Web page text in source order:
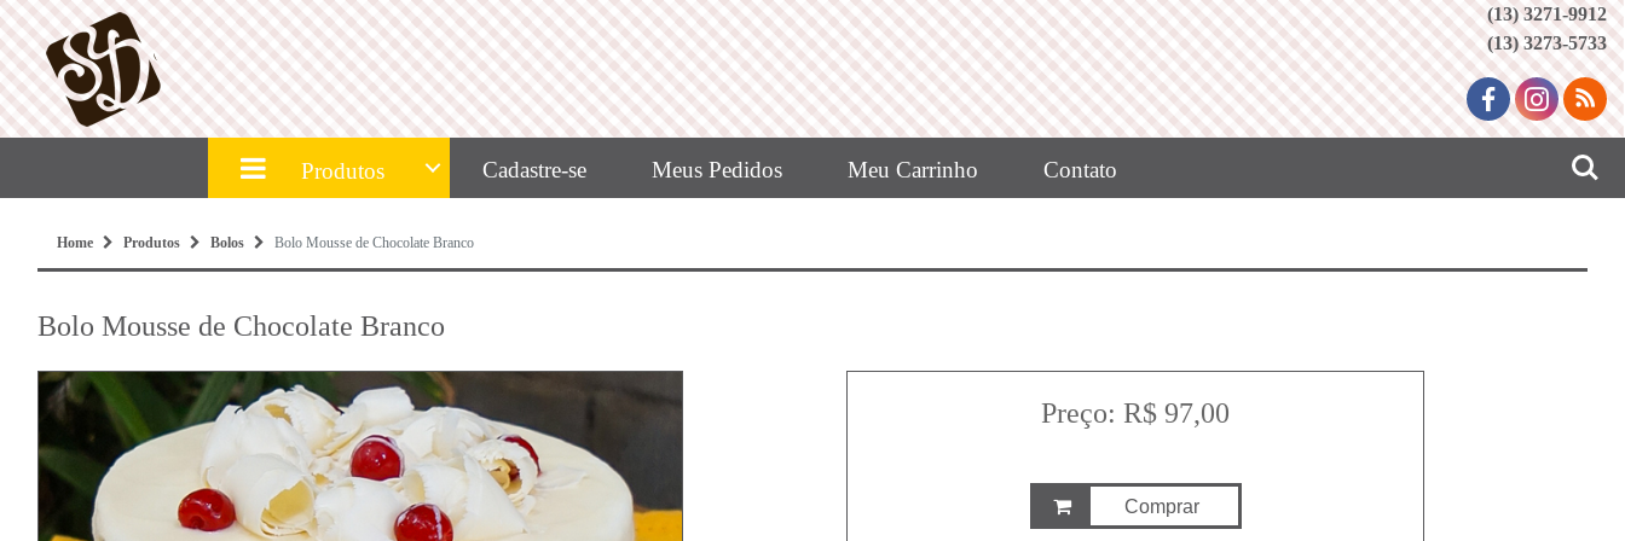
(13) 3271-9912
(13) 3273-5733
Produtos Cadastre-se Meus Pedidos Meu Carrinho Contato
Home Produtos Bolos Bolo Mousse de Chocolate Branco
Bolo Mousse de Chocolate Branco
Preço: R$ 97,00
Comprar